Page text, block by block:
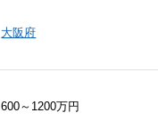
大阪府
600～1200万円